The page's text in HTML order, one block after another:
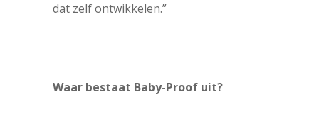
dat zelf ontwikkelen.”
Waar bestaat Baby-Proof uit?